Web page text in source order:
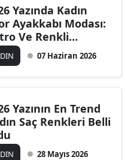
Yazında Kadın
Ayakkabı Modası:
Ve Renkli
Öne Çıkıyor
07 Haziran 2026
Yazının En Trend
Saç Renkleri Belli
28 Mayıs 2026